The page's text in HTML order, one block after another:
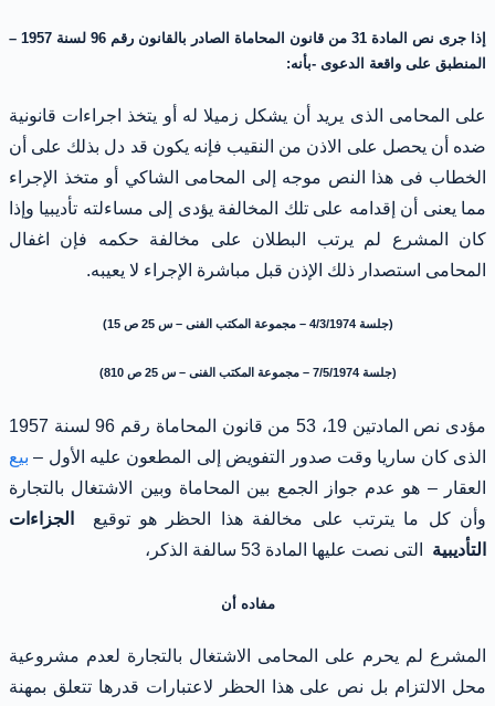
إذا جرى نص المادة 31 من قانون المحاماة الصادر بالقانون رقم 96 لسنة 1957 –
المنطبق على واقعة الدعوى -بأنه:
على المحامى الذى يريد أن يشكل زميلا له أو يتخذ اجراءات قانونية
ضده أن يحصل على الاذن من النقيب فإنه يكون قد دل بذلك على أن
الخطاب فى هذا النص موجه إلى المحامى الشاكي أو متخذ الإجراء
مما يعنى أن إقدامه على تلك المخالفة يؤدى إلى مساءلته تأديبيا وإذا
كان المشرع لم يرتب البطلان على مخالفة حكمه فإن اغفال
المحامى استصدار ذلك الإذن قبل مباشرة الإجراء لا يعيبه.
(جلسة 4/3/1974 – مجموعة المكتب الفنى – س 25 ص 15)
(جلسة 7/5/1974 – مجموعة المكتب الفنى – س 25 ص 810)
مؤدى نص المادتين 19، 53 من قانون المحاماة رقم 96 لسنة 1957
الذى كان ساريا وقت صدور التفويض إلى المطعون عليه الأول – بيع
العقار – هو عدم جواز الجمع بين المحاماة وبين الاشتغال بالتجارة
وأن كل ما يترتب على مخالفة هذا الحظر هو توقيع
الجزاءات
التأديبية
التى نصت عليها المادة 53 سالفة الذكر،
مفاده أن
المشرع لم يحرم على المحامى الاشتغال بالتجارة لعدم مشروعية
محل الالتزام بل نص على هذا الحظر لاعتبارات قدرها تتعلق بمهنة